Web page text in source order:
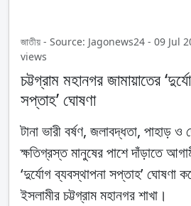
জাতীয় - Source: Jagonews24 - 09 Jul
views
চট্টগ্রাম মহানগর জামায়াতের
সপ্তাহ’ ঘোষণা
টানা ভারী বর্ষণ, জলাবদ্ধতা, পাহাড় ও
ক্ষতিগ্রস্ত মানুষের পাশে দাঁড়াতে
‘দুর্যোগ ব্যবস্থাপনা সপ্তাহ’ ঘোষণা
ইসলামীর চট্টগ্রাম মহানগর শাখা।